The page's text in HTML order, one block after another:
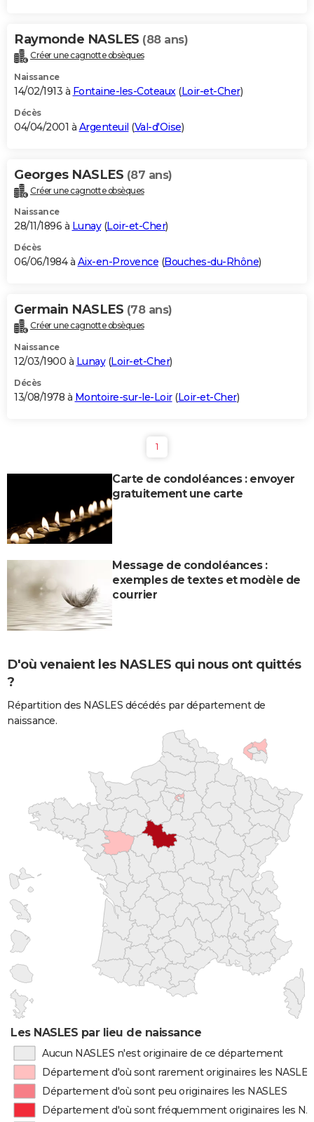
Raymonde NASLES (88 ans)
Créer une cagnotte obsèques
Naissance
14/02/1913 à Fontaine-les-Coteaux (Loir-et-Cher)
Décès
04/04/2001 à Argenteuil (Val-d'Oise)
Georges NASLES (87 ans)
Créer une cagnotte obsèques
Naissance
28/11/1896 à Lunay(Loir-et-Cher)
Décès
06/06/1984 à Aix-en-Provence (Bouches-du-Rhône)
Germain NASLES (78 ans)
Créer une cagnotte obsèques
Naissance
12/03/1900 à Lunay(Loir-et-Cher)
Décès
13/08/1978 à Montoire-sur-le-Loir(Loir-et-Cher)
1
Carte de condoléances : envoyer
gratuitement une carte
Message de condoléances :
exemples de textes et modèle de
courrier
D'où venaient les NASLES qui nous ont quittés
?
Répartition des NASLES décédés par département de
naissance.
Les NASLES par lieu de naissance
Aucun NASLES n'est originaire de ce département
Département d'où sont rarement originaires les NASLES
Département d'où sont peu originaires les NASLES
Département d'où sont fréquemment originaires les